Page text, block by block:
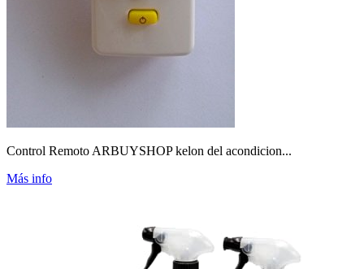
Control Remoto ARBUYSHOP kelon del acondicion...
Más info